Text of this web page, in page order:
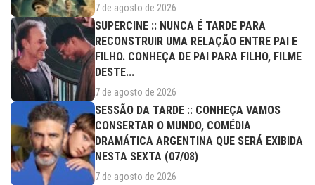
7 de agosto de 2026
SUPERCINE :: NUNCA É TARDE PARA
RECONSTRUIR UMA RELAÇÃO ENTRE PAI E
FILHO. CONHEÇA DE PAI PARA FILHO, FILME
DESTE...
7 de agosto de 2026
SESSÃO DA TARDE :: CONHEÇA VAMOS
CONSERTAR O MUNDO, COMÉDIA
DRAMÁTICA ARGENTINA QUE SERÁ EXIBIDA
NESTA SEXTA (07/08)
7 de agosto de 2026